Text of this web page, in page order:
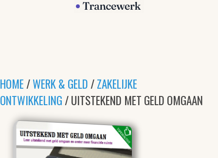
HOME/WERK & GELD/ZAKELIJKE
ONTWIKKELING/ UITSTEKEND MET GELD OMGAAN